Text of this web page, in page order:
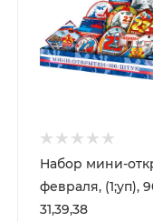
Набор мини-
февраля, (1;уп),
31,39,38